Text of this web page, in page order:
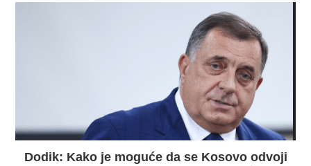
Dodik: Kako je moguće da se Kosovo odvoji